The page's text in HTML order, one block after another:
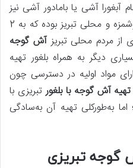
آبغورا آشی یا بامادور آشی نیز
معروف است، یکی از آش‌های خوشمزه و محلی تبریز بوده که به 2
از مردم محلی تبریزآش گوجه
دیگر به همراه بلغور تهیه
مواد اولیه در دسترسی چون
آش گوجه با بلغورتبریزی با
به‌طورکلی تهیه آن به‌سادگی
گوجه تبریزی